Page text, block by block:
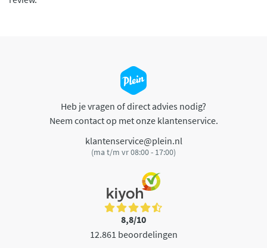
Heb je vragen of direct advies nodig?
Neem contact op met onze klantenservice.
klantenservice@plein.nl
(ma t/m vr 08:00 - 17:00)
8,8/10
12.861 beoordelingen